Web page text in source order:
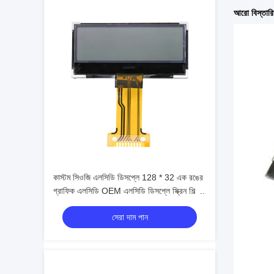
কাস্টম সিওজি এলসিডি ডিসপ্লে 128 * 32 এক রঙের
গ্রাফিক এলসিডি OEM এলসিডি ডিসপ্লে স্ক্রিন শিল্প.
মেডিকেল. সরঞ্জাম.
সেরা দাম পান
আরো